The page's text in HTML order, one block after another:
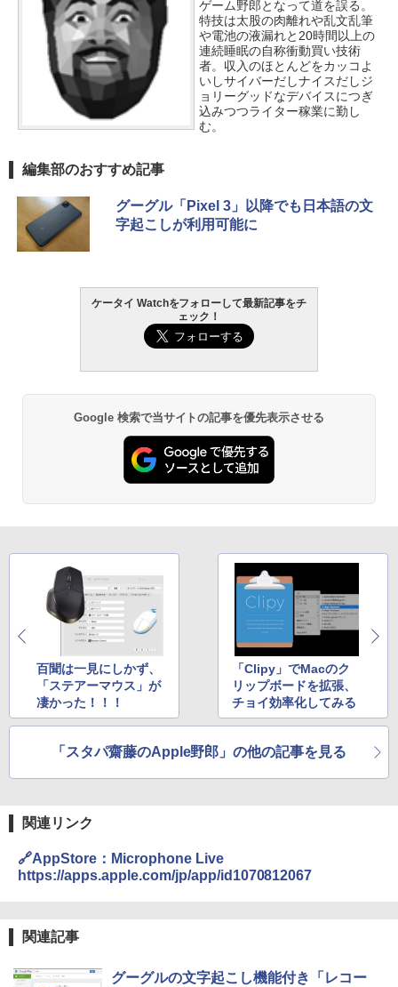
ゲーム野郎となって道を誤る。
特技は太股の肉離れや乱文乱筆
や電池の液漏れと20時間以上の
連続睡眠の自称衝動買い技術
者。収入のほとんどをカッコよ
いしサイバーだしナイスだしジ
ョリーグッドなデバイスにつぎ
込みつつライター稼業に勤し
む。
編集部のおすすめ記事
グーグル「Pixel 3」以降でも日本語の文
字起こしが利用可能に
ケータイ Watchをフォローして最新記事をチ
ェック！
Google 検索で当サイトの記事を優先表示させる
百聞は一見にしかず、
「ステアーマウス」が
凄かった！！！
「Clipy」でMacのク
リップボードを拡張、
チョイ効率化してみる
「スタパ齋藤のApple野郎」の他の記事を見る
関連リンク
🔗AppStore：Microphone Live
https://apps.apple.com/jp/app/id1070812067
関連記事
グーグルの文字起こし機能付き「レコー